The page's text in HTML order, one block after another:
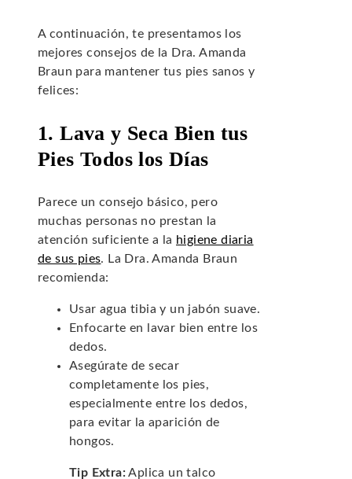
A continuación, te presentamos los
mejores consejos de la Dra. Amanda
Braun para mantener tus pies sanos y
felices:
1. Lava y Seca Bien tus
Pies Todos los Días
Parece un consejo básico, pero
muchas personas no prestan la
atención suficiente a la higiene diaria
de sus pies. La Dra. Amanda Braun
recomienda:
Usar agua tibia y un jabón suave.
Enfocarte en lavar bien entre los
dedos.
Asegúrate de secar
completamente los pies,
especialmente entre los dedos,
para evitar la aparición de
hongos.
Tip Extra:Aplica un talco